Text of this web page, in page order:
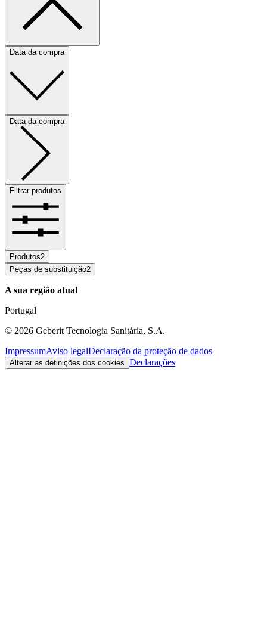
Data da compra
Data da compra
Filtrar produtos
Produtos2
Peças de substituição2
A sua região atual
Portugal
© 2026 Geberit Tecnologia Sanitária, S.A.
ImpressumAviso legalDeclaração da proteção de dados
Alterar as definições dos cookies Declarações